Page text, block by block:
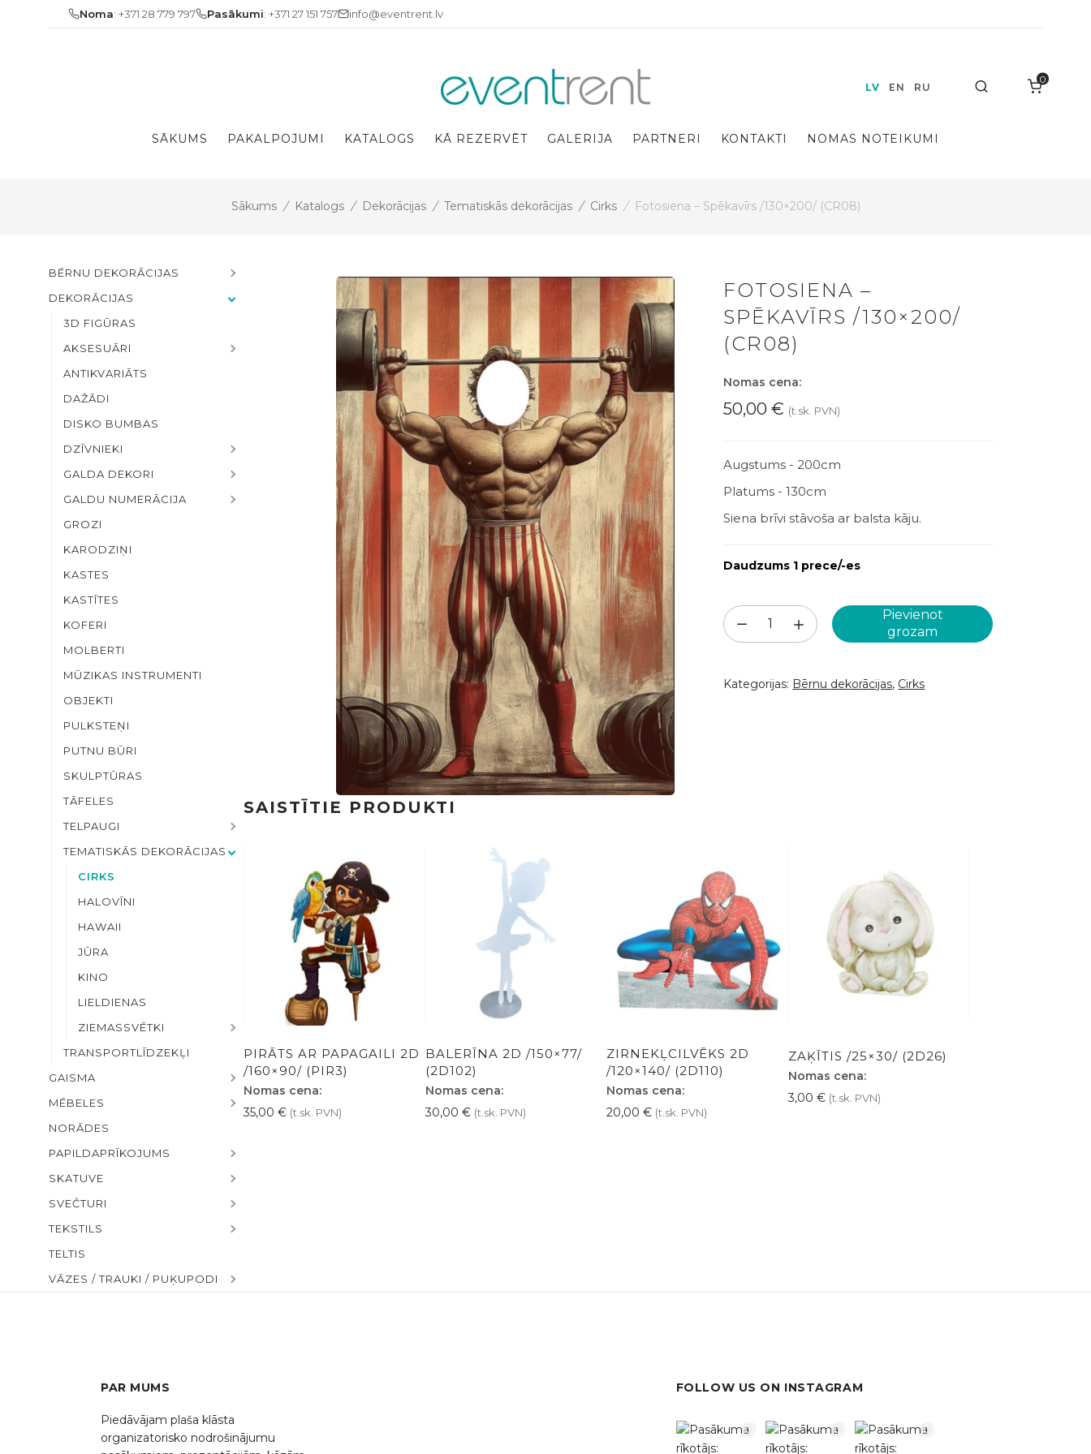
Noma: +371 28 779 797 Pasākumi: +371 27 151 757 info@eventrent.lv
SĀKUMS PAKALPOJUMI KATALOGS KĀ REZERVĒT GALERIJA PARTNERI KONTAKTI NOMAS NOTEIKUMI
LV EN RU
0
Sākums / Katalogs / Dekorācijas / Tematiskās dekorācijas / Cirks / Fotosiena – Spēkavīrs /130×200/ (CR08)
BĒRNU DEKORĀCIJAS
DEKORĀCIJAS
3D FIGŪRAS
AKSESUĀRI
ANTIKVARIĀTS
DAŽĀDI
DISKO BUMBAS
DZĪVNIEKI
GALDA DEKORI
GALDU NUMERĀCIJA
GROZI
KARODZIŅI
KASTES
KASTĪTES
KOFERI
MOLBERTI
MŪZIKAS INSTRUMENTI
OBJEKTI
PULKSTEŅI
PUTNU BŪRI
SKULPTŪRAS
TĀFELES
TELPAUGI
TEMATISKĀS DEKORĀCIJAS
CIRKS
HALOVĪNI
HAWAII
JŪRA
KINO
LIELDIENAS
ZIEMASSVĒTKI
TRANSPORTLĪDZEKĻI
GAISMA
MĒBELES
NORĀDES
PAPILDAPRĪKOJUMS
SKATUVE
SVEČTURI
TEKSTILS
TELTIS
VĀZES / TRAUKI / PUĶUPODI
FOTOSIENA –
SPĒKAVĪRS /130×200/
(CR08)
Nomas cena:
50,00€ (t.sk. PVN)
Augstums - 200cm
Platums - 130cm
Siena brīvi stāvoša ar balsta kāju.
Daudzums 1 prece/-es
Fotosiena
–
/130×200/
Pievienot
grozam
Kategorijas: Bērnu dekorācijas, Cirks
SAISTĪTIE PRODUKTI
PIRĀTS AR PAPAGAILI 2D
/160×90/ (PIR3)
Nomas cena:
35,00 € (t.sk. PVN)
BALERĪNA 2D /150×77/
(2D102)
Nomas cena:
30,00 € (t.sk. PVN)
ZIRNEKĻCILVĒKS 2D
/120×140/ (2D110)
Nomas cena:
20,00 € (t.sk. PVN)
ZAĶĪTIS /25×30/ (2D26)
Nomas cena:
3,00 € (t.sk. PVN)
PAR MUMS
Piedāvājam plaša klāsta
organizatorisko nodrošinājumu
FOLLOW US ON INSTAGRAM